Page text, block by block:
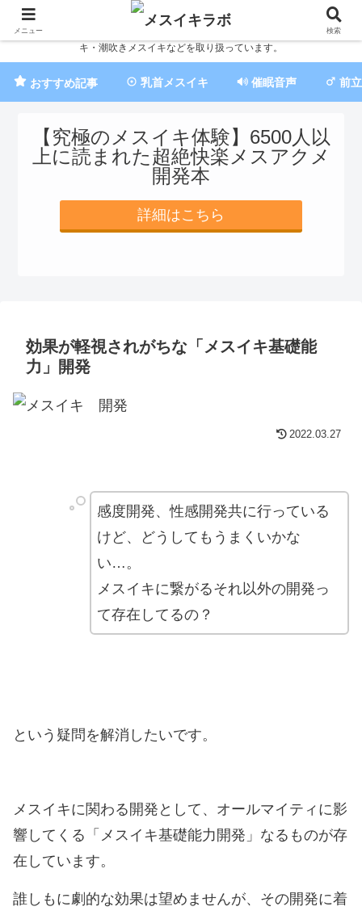
累計20,000部超えの圧倒的人気No.1乳首メスイキ開発本を作った経験者が、簡
単にできるメスイキ開発法を教えます。催眠音声でのメスイキ・ちんぽメスイ
キ・潮吹きメスイキなどを取り扱っています。
おすすめ記事 乳首メスイキ 催眠音声 前
【究極のメスイキ体験】6500人以
上に読まれた超絶快楽メスアクメ
開発本
詳細はこちら
効果が軽視されがちな「メスイキ基礎能
力」開発
2022.03.27
感度開発、性感開発共に行っている
けど、どうしてもうまくいかな
い…。
メスイキに繋がるそれ以外の開発っ
て存在してるの？
という疑問を解消したいです。
メスイキに関わる開発として、オールマイティに影
響してくる「メスイキ基礎能力開発」なるものが存
在しています。
誰しもに劇的な効果は望めませんが、その開発に着
メニュー 検索